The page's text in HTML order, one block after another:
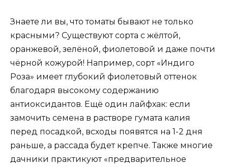
Знаете ли вы, что томаты бывают не только
красными? Существуют сорта с жёлтой,
оранжевой, зелёной, фиолетовой и даже почти
чёрной кожурой! Например, сорт «Индиго
Роза» имеет глубокий фиолетовый оттенок
благодаря высокому содержанию
антиоксидантов. Ещё один лайфхак: если
замочить семена в растворе гумата калия
перед посадкой, всходы появятся на 1-2 дня
раньше, а рассада будет крепче. Также многие
дачники практикуют «предварительное